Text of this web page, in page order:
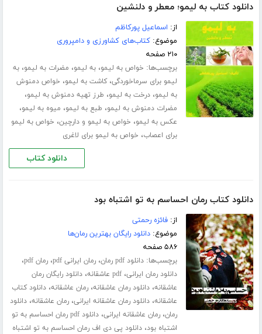
دانلود کتاب به لیمو؛ معطر و دلنشین
از: اسماعیل پورکاظم
موضوع:کتاب‌های کشاورزی و دامپروری
۲۱۰ صفحه
برچسب‌ها: خواص به لیمو،به لیمو، مضرات به لیمو،به
لیمو برای سرماخوردگی،کاشت به لیمو، خواص دمنوش
به لیمو،درخت به لیمو، طرز تهیه دمنوش به لیمو،
مضرات دمنوش به لیمو، طبع به لیمو، میوه به لیمو،
عکس به لیمو، خواص به لیمو و دارچین، خواص به لیمو
برای اعصاب، خواص به لیمو برای لاغری
دانلود کتاب
دانلود کتاب رمان احساسم به تو اشتباه بود
از:فائزه رحمتی
موضوع:دانلود رایگان بهترین رمان‌ها
۵۸۶ صفحه
برچسب‌ها:دانلود pdf رمان ،رمان ایرانی pdf ،رمان pdf ،
دانلود رمان ایرانی،pdf عاشقانه ،دانلود رایگان رمان
عاشقانه،دانلود رمان عاشقانه،رمان عاشقانه،دانلود کتاب
عاشقانه،دانلود رمان عاشقانه ایرانی،رمان عاشقانه،دانلود
رمان،رمان عاشقانه ایرانی،
دانلود pdf رمان احساسم به تو
اشتباه بود،دانلود پی دی اف رمان احساسم به تو اشتباه